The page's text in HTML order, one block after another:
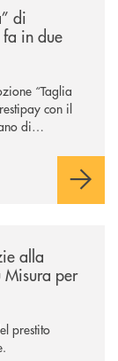
di
fa in due
“Taglia
con il
di
alla
Misura per
prestito